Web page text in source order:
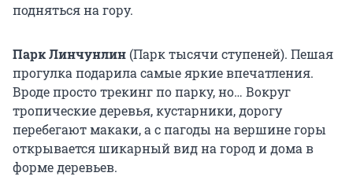
подняться на гору.
Парк Линчунлин (Парк тысячи ступеней). Пешая
прогулка подарила самые яркие впечатления.
Вроде просто трекинг по парку, но… Вокруг
тропические деревья, кустарники, дорогу
перебегают макаки, а с пагоды на вершине горы
открывается шикарный вид на город и дома в
форме деревьев.